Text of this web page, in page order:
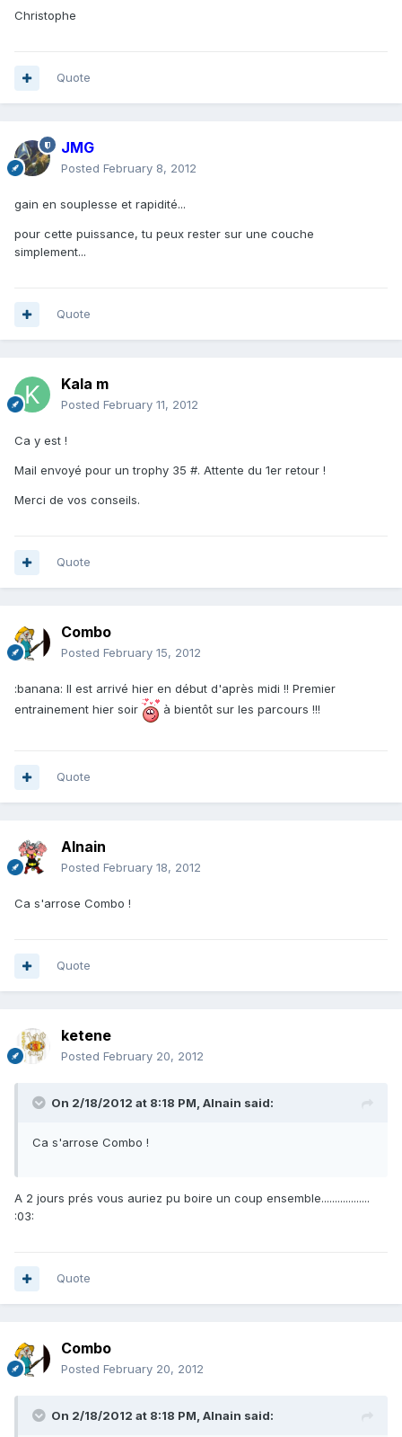
Christophe
Quote
JMG
Posted February 8, 2012
gain en souplesse et rapidité...
pour cette puissance, tu peux rester sur une couche
simplement...
Quote
Kala m
Posted February 11, 2012
Ca y est !
Mail envoyé pour un trophy 35 #. Attente du 1er retour !
Merci de vos conseils.
Quote
Combo
Posted February 15, 2012
:banana: Il est arrivé hier en début d'après midi !! Premier
entrainement hier soir
à bientôt sur les parcours !!!
Quote
Alnain
Posted February 18, 2012
Ca s'arrose Combo !
Quote
ketene
Posted February 20, 2012
On 2/18/2012 at 8:18 PM, Alnain said:
Ca s'arrose Combo !
A 2 jours prés vous auriez pu boire un coup ensemble..................
:03:
Quote
Combo
Posted February 20, 2012
On 2/18/2012 at 8:18 PM, Alnain said: